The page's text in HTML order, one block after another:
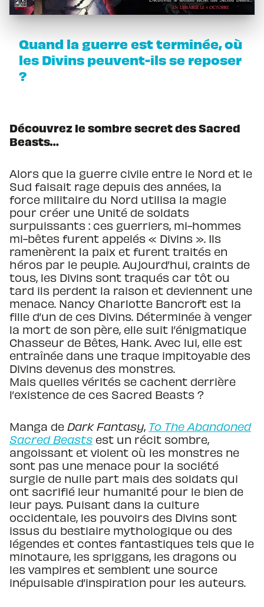
Quand la guerre est terminée, où
les Divins peuvent-ils se reposer
?
Découvrez le sombre secret des Sacred
Beasts…
Alors que la guerre civile entre le Nord et le
Sud faisait rage depuis des années, la
force militaire du Nord utilisa la magie
pour créer une Unité de soldats
surpuissants : ces guerriers, mi-hommes
mi-bêtes furent appelés « Divins ». Ils
ramenèrent la paix et furent traités en
héros par le peuple. Aujourd’hui, craints de
tous, les Divins sont traqués car tôt ou
tard ils perdent la raison et deviennent une
menace. Nancy Charlotte Bancroft est la
fille d’un de ces Divins. Déterminée à venger
la mort de son père, elle suit l’énigmatique
Chasseur de Bêtes, Hank. Avec lui, elle est
entraînée dans une traque impitoyable des
Divins devenus des monstres.
Mais quelles vérités se cachent derrière
l’existence de ces Sacred Beasts ?
Manga de Dark Fantasy, To The Abandoned
Sacred Beasts est un récit sombre,
angoissant et violent où les monstres ne
sont pas une menace pour la société
surgie de nulle part mais des soldats qui
ont sacrifié leur humanité pour le bien de
leur pays. Puisant dans la culture
occidentale, les pouvoirs des Divins sont
issus du bestiaire mythologique ou des
légendes et contes fantastiques tels que le
minotaure, les spriggans, les dragons ou
les vampires et semblent une source
inépuisable d’inspiration pour les auteurs.